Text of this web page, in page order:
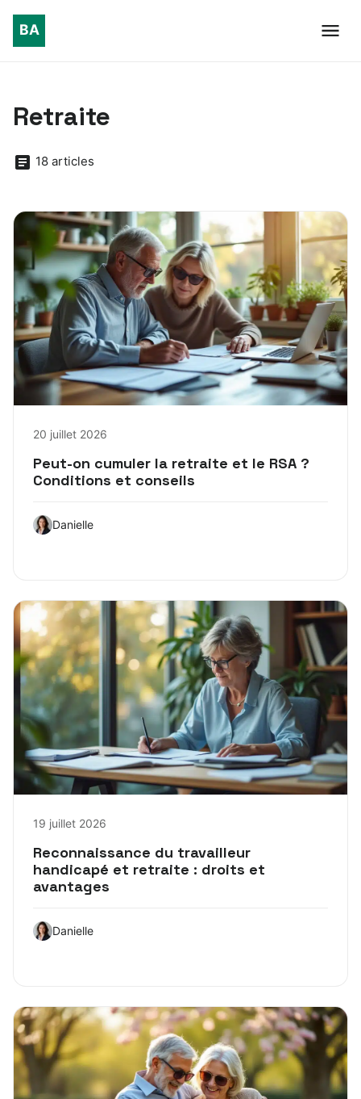
Retraite
18 articles
20 juillet 2026
Peut-on cumuler la retraite et le RSA ?
Conditions et conseils
Danielle
19 juillet 2026
Reconnaissance du travailleur
handicapé et retraite : droits et
avantages
Danielle